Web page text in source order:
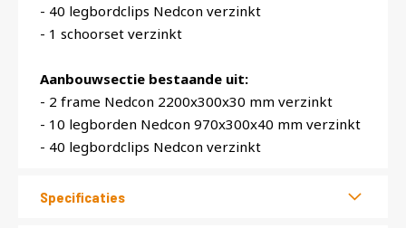
- 40 legbordclips Nedcon verzinkt
- 1 schoorset verzinkt
Aanbouwsectie bestaande uit:
- 2 frame Nedcon 2200x300x30 mm verzinkt
- 10 legborden Nedcon 970x300x40 mm verzinkt
- 40 legbordclips Nedcon verzinkt
Specificaties